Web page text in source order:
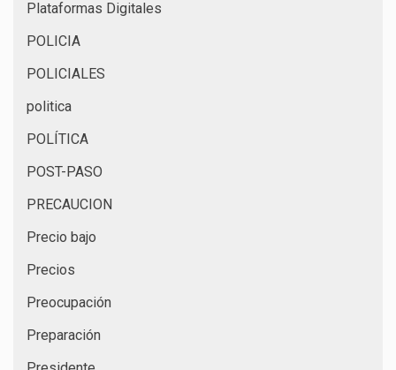
Plataformas Digitales
POLICIA
POLICIALES
politica
POLÍTICA
POST-PASO
PRECAUCION
Precio bajo
Precios
Preocupación
Preparación